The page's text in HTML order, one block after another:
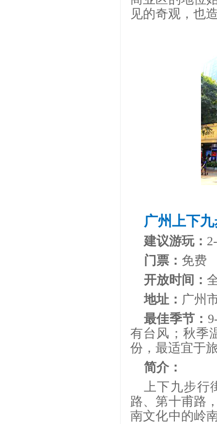
见的奇观，也
广州上下
建议游玩：
门票： 免费
开放时间：
地址： 广州
最佳季节：
有台风；秋季
份，最适宜于
简介：
上下九步行
路、第十甫路
南文化中的岭